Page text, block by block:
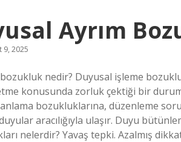
Ayrım
9, 2025
nedir? Duyusal işleme
konusunda zorluk çektiği bir
bozukluklarına, düzenleme
aracılığıyla ulaşır. Duyu
nelerdir? Yavaş tepki. Azalmış